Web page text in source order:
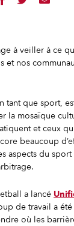
à veiller à ce
et nos
tant que sport,
la mosaïque
et ceux
beaucoup
aspects du
a lancé
de travail a été
où les